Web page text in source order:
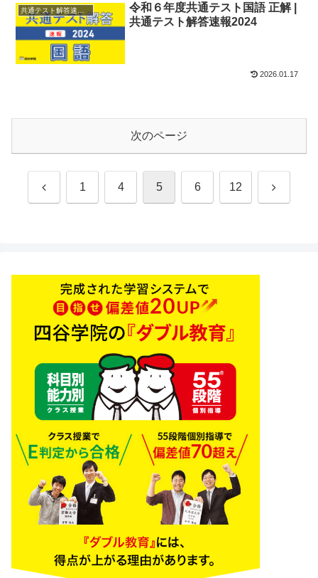
共通テスト解答速報2024
令和６年度共通テスト国語 正解 |
共通テスト解答速報2024
2026.01.17
次のページ
前 1 4 5 6 12 次